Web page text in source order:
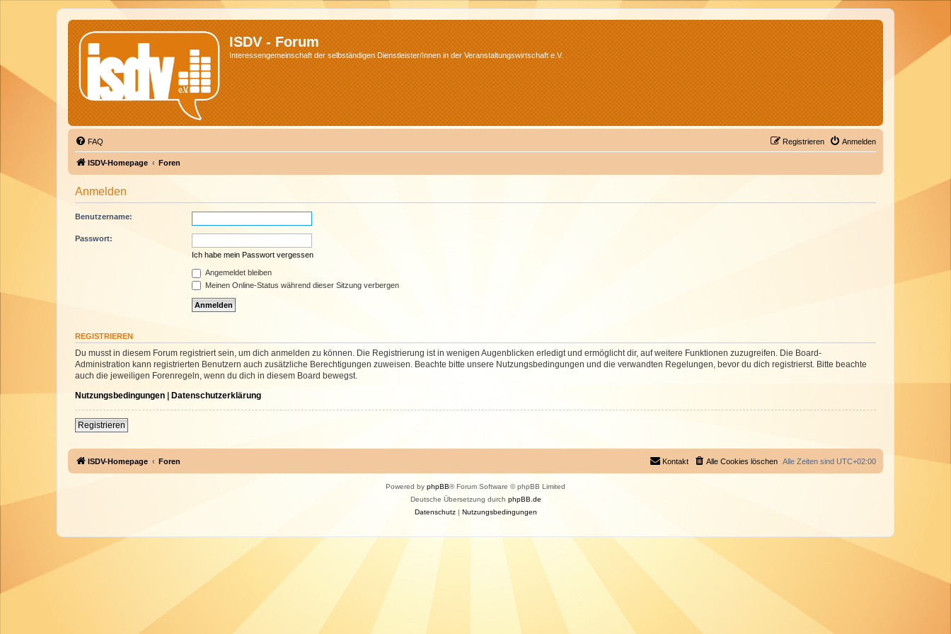
ISDV - Forum
Interessengemeinschaft der selbständigen Dienstleister/Innen in der Veranstaltungswirtschaft e.V.
FAQ Anmelden
Registrieren
ISDV-Homepage Foren
Anmelden
Benutzername:
Passwort:
Ich habe mein Passwort vergessen
Angemeldet bleiben
Meinen Online-Status während dieser Sitzung verbergen
REGISTRIEREN
Du musst in diesem Forum registriert sein, um dich anmelden zu können. Die Registrierung ist in wenigen Augenblicken erledigt und ermöglicht dir, auf weitere Funktionen zuzugreifen. Die Board-
Administration kann registrierten Benutzern auch zusätzliche Berechtigungen zuweisen. Beachte bitte unsere Nutzungsbedingungen und die verwandten Regelungen, bevor du dich registrierst. Bitte beachte
auch die jeweiligen Forenregeln, wenn du dich in diesem Board bewegst.
Nutzungsbedingungen | Datenschutzerklärung
Registrieren
ISDV-Homepage Foren Alle Zeiten sind UTC+02:00
Alle Cookies löschen
Kontakt
Powered by phpBB® Forum Software © phpBB Limited
Deutsche Übersetzung durch phpBB.de
Datenschutz| Nutzungsbedingungen